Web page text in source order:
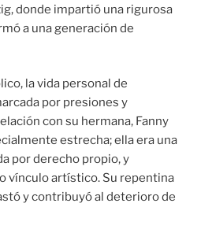
donde impartió una rigurosa
a una generación de
la vida personal de
por presiones y
con su hermana, Fanny
estrecha; ella era una
por derecho propio, y
vínculo artístico. Su repentina
y contribuyó al deterioro de